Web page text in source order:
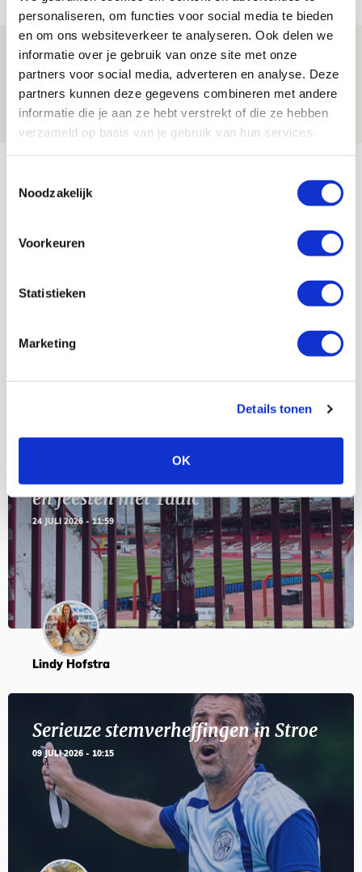
personaliseren, om functies voor social media te bieden
en om ons websiteverkeer te analyseren. Ook delen we
informatie over je gebruik van onze site met onze
partners voor social media, adverteren en analyse. Deze
partners kunnen deze gegevens combineren met andere
informatie die je aan ze hebt verstrekt of die ze hebben
verzameld op basis van je gebruik van hun services.
Noodzakelijk
Voorkeuren
Statistieken
Marketing
Details tonen
OK
Volop enthousiasme in fotoverslag van
Europees treffen met Shelbourne
07 AUGUSTUS 2026 - 09:00
FOTOVERSLAG
Bekijk meer
AGENDA
23
Selectiedag ballenjongens/-meiden
Servische maffiabaas in grauwe bak
en feesten met Tadic
24 JULI 2026 - 11:59
Lindy Hofstra
Serieuze stemverheffingen in Stroe
09 JULI 2026 - 10:15